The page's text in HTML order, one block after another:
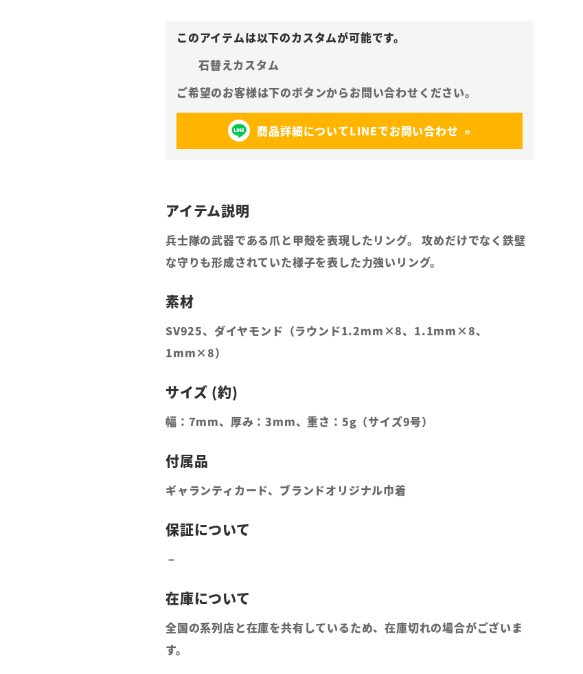
石替えカスタム
商品詳細についてLINEでお問い合わせ
兵士隊の武器である爪と甲殻を表現したリング。 攻めだけでなく鉄壁
な守りも形成されていた様子を表した力強いリング。
SV925、ダイヤモンド（ラウンド1.2mm×8、1.1mm×8、
1mm×8）
幅：7mm、厚み：3mm、重さ：5g（サイズ9号）
ギャランティカード、ブランドオリジナル巾着
全国の系列店と在庫を共有しているため、在庫切れの場合がございま
す。